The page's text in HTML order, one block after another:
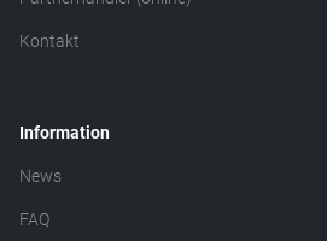
Kontakt
Information
News
FAQ